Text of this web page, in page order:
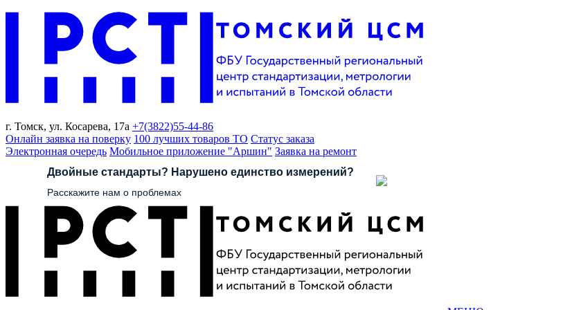
г. Томск, ул. Косарева, 17а +7(3822)55-44-86
Онлайн заявка на поверку 100 лучших товаров ТО Статус заказа
Электронная очередь Мобильное приложение "Аршин" Заявка на ремонт
Двойные стандарты? Нарушено единство измерений?
Расскажите нам о проблемах